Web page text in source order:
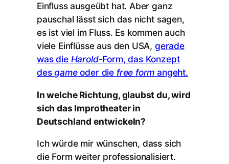
Einfluss ausgeübt hat. Aber ganz
pauschal lässt sich das nicht sagen,
es ist viel im Fluss. Es kommen auch
viele Einflüsse aus den USA, gerade
was die Harold-Form, das Konzept
desgameoder die free form angeht.
In welche Richtung, glaubst du, wird
sich das Improtheater in
Deutschland entwickeln?
Ich würde mir wünschen, dass sich
die Form weiter professionalisiert.